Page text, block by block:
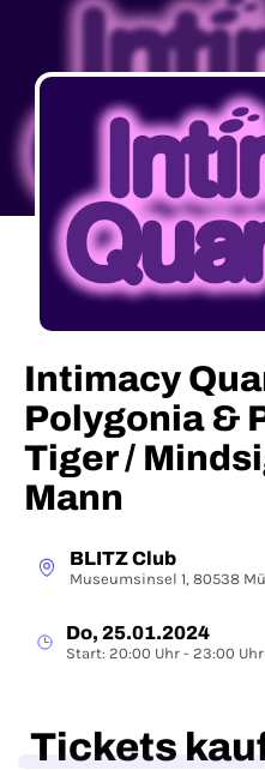
Intimacy
Polygonia &
Tiger /
Mann
BLITZ Club
Museumsinsel 1, 80538
Do, 25.01.2024
Start: 20:00 Uhr - 23:00 Uhr
Tickets